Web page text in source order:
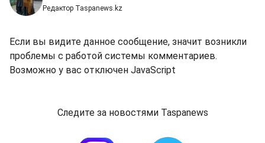
Редактор Taspanews.kz
Если вы видите данное сообщение, значит возникли
проблемы с работой системы комментариев.
Возможно у вас отключен JavaScript
Следите за новостями Taspanews